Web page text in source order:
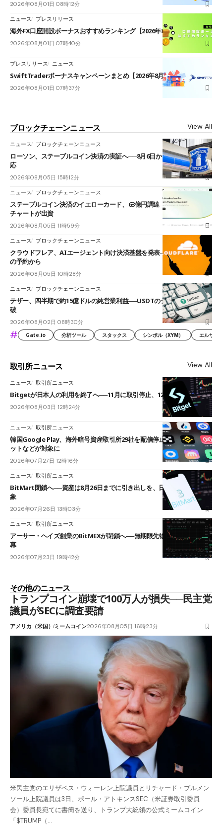
2026年08月01日 08時12分
ニュース プレスリリース
海外FX口座開設ボーナスおすすめランキング【2026年8月最新】
2026年08月01日 07時40分
プレスリリース ニュース
SwiftTraderボーナスキャンペーンまとめ【2026年8月最新】
2026年08月01日 07時37分
ブロックチェーンニュース View All
ニュース ブロックチェーンニュース
ローソン、ステーブルコイン決済の実証へ──8月6日からJPYCやUSDC対
応
2026年08月05日 15時12分
ニュース ブロックチェーンニュース
ステーブルコイン決済のイエローカード、63億円調達──ソニーやスタン
チャートが出資
2026年08月05日 11時59分
ニュース ブロックチェーンニュース
クラウドフレア、AIエージェント向け決済基盤を発表──まずハンドル名
の予約から
2026年08月05日 10時28分
ニュース ブロックチェーンニュース
テザー、四半期で約15億ドルの純営業利益──USDTのシェアは60%を突
破
2026年08月02日 08時30分
# Gate.io 分析ツール スタックス シンボル（XYM） エルサル
取引所ニュース View All
ニュース 取引所ニュース
Bitgetが日本人の利用を終了へ──11月に取引停止、12月末に強制決済
2026年08月03日 12時24分
ニュース 取引所ニュース
韓国Google Play、海外暗号資産取引所29社を配信停止──OKXやバイビ
ットなどが対象に
2026年07月27日 12時16分
ニュース 取引所ニュース
BitMart閉鎖へ──資産は8月26日までに引き出しを、日本人利用者も対
象
2026年07月26日 13時03分
ニュース 取引所ニュース
アーサー・ヘイズ創業のBitMEXが閉鎖へ──無期限先物を生んだ11年に
幕
2026年07月23日 19時42分
その他のニュース
トランプコイン崩壊で100万人が損失──民主党
議員がSECに調査要請
アメリカ（米国）ミームコイン2026年08月05日 16時23分
米民主党のエリザベス・ウォーレン上院議員とリチャード・ブルメン
ソール上院議員は3日、ポール・アトキンスSEC（米証券取引委員
会）委員長宛てに書簡を送り、トランプ大統領の公式ミームコイン
「$TRUMP（…